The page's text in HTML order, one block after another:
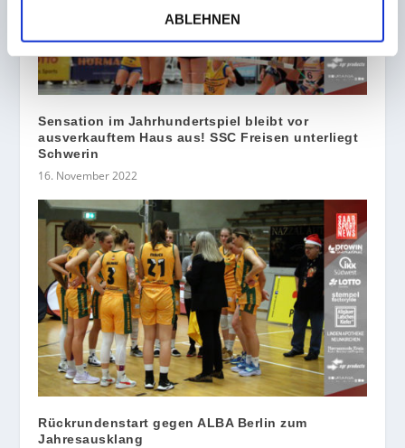
ABLEHNEN
Sensation im Jahrhundertspiel bleibt vor
ausverkauftem Haus aus! SSC Freisen unterliegt
Schwerin
16. November 2022
Rückrundenstart gegen ALBA Berlin zum
Jahresausklang